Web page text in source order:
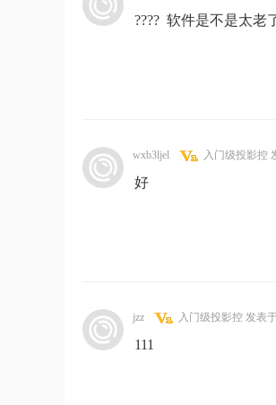
???? 软件是不是太老
wxb3ljel 入门级投影控
好
jzz 入门级投影控 发表
111